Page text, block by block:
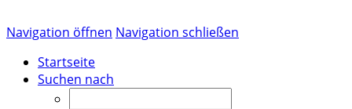
Navigation öffnen Navigation schließen
Startseite
Suchen nach